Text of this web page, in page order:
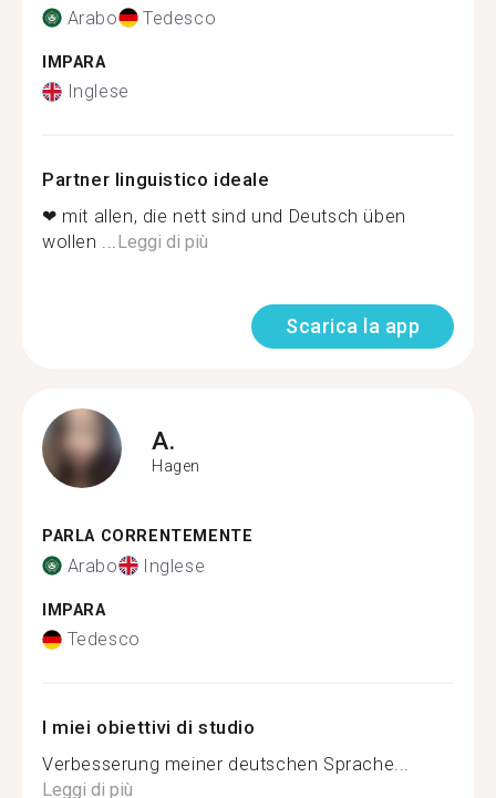
Arabo Tedesco
IMPARA
Inglese
Partner linguistico ideale
❤ mit allen, die nett sind und Deutsch üben
wollen ...Leggi di più
Scarica la app
A.
Hagen
PARLA CORRENTEMENTE
Arabo Inglese
IMPARA
Tedesco
I miei obiettivi di studio
Verbesserung meiner deutschen Sprache...
Leggi di più